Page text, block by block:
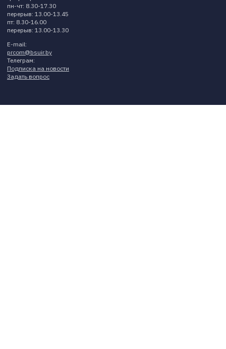
пн-чт: 8.30-17.30
перерыв: 13.00-13.45
пт: 8.30-16.00
перерыв: 13.00-13.30
E-mail:
prcom@bsuir.by
Телеграм:
Подписка на новости
Задать вопрос